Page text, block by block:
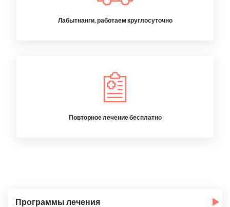
Лабытнанги, работаем круглосуточно
Повторное лечение бесплатно
Программы лечения